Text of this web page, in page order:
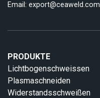
Email: export@ceaweld.com
PRODUKTE
Lichtbogenschweissen
Plasmaschneiden
Widerstandsschweißen